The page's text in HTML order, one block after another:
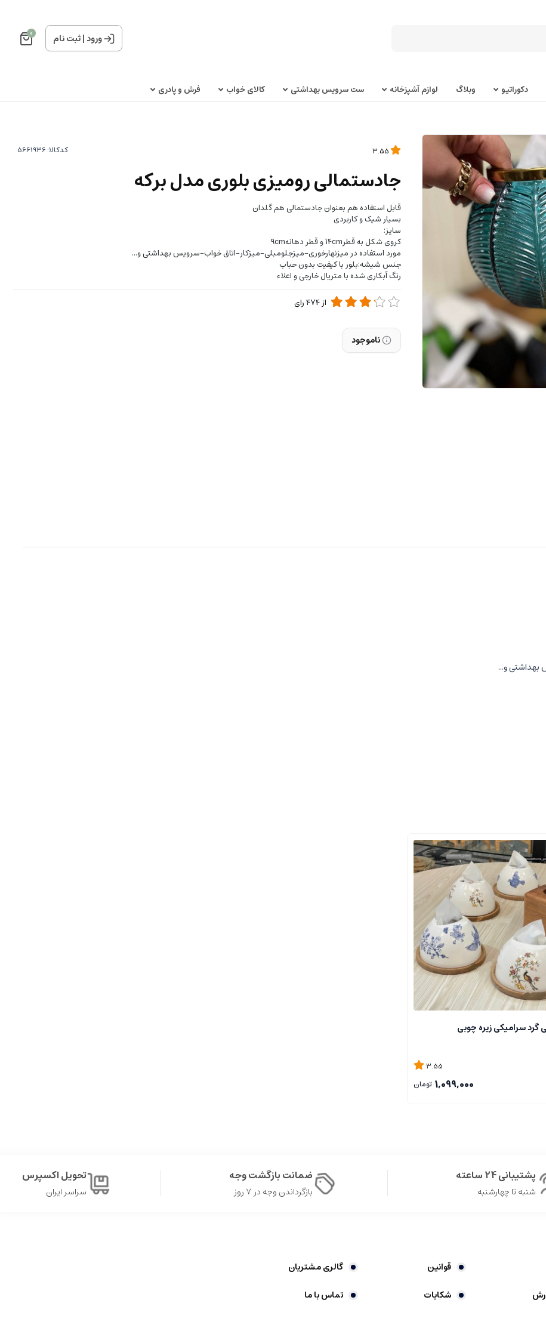
ورود|ثبت نام 0
دکوراتیو وبلاگ لوازم آشپزخانه ست سرویس بهداشتی کالای خواب
فرش و پادری
کدکالا:
جادستمالی رومیزی بلوری مدل برکه
قابل استفاده هم بعنوان جادستمالی هم گلدان
بسیار شیک و کاربردی
سایز:
کروی شکل به قطر14cm و قطر دهانه9cm
مورد استفاده در میزنهارخوری-میزجلومبلی-میزکار-اتاق خواب-سرویس بهداشتی و...
جنس شیشه:بلور با کیفیت بدون حباب
رنگ آبکاری شده با متریال خارجی و اعلاء
از474رای
ناموجود
بهداشتی و...
گرد سرامیکی زیره چوبی
3.55
1,099,000 تومان
پشتیبانی 24 ساعته
شنبه تا چهارشنبه
ضمانت بازگشت وجه
بازگرداندن وجه در ۷ روز
تحویل اکسپرس
سراسر ایران
قوانین
گالری مشتریان
شکایات تماس با ما